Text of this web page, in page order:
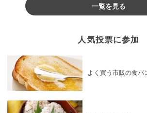
一覧を見る
人気投票に参加
よく買う市販の食パ